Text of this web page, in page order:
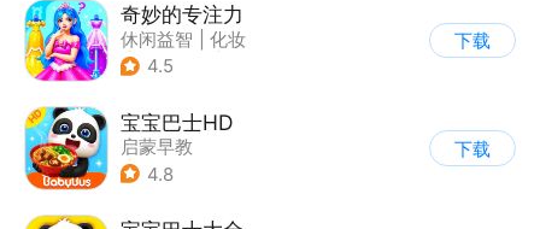
奇妙的专注力
休闲益智
化妆
| 宝宝巴士
4.5
下载
宝宝巴士HD
启蒙早教
| 儿童益智游戏
4.8
下载